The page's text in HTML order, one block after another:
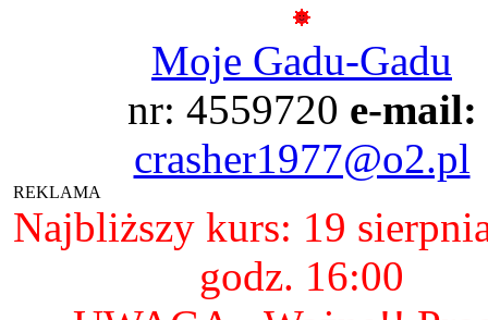
Moje Gadu-Gadu
nr: 4559720 e-mail:
crasher1977@o2.pl
REKLAMA
Najbliższy kurs: 19
godz. 16:00